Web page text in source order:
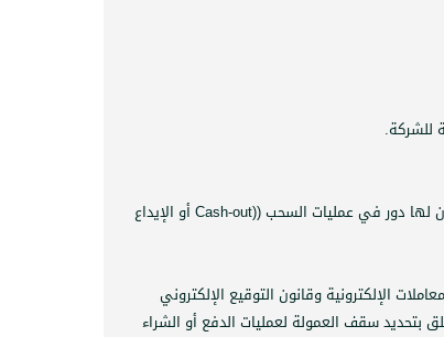
للشركة.
لها دور في عمليات السحب (Cash-out) أو الإيداع
الإلكترونية وقانون التوقيع الإلكتروني
الجريمة الإلكترونية والقرار رقم 115/م.ن لعام 2017 المتعلق بعمولات مصرف سورية المركزي والقرار 741/ ل.إ لعام 2021 المتعلق بتحديد سقف العمولة لعمليات الدفع أو الشراء